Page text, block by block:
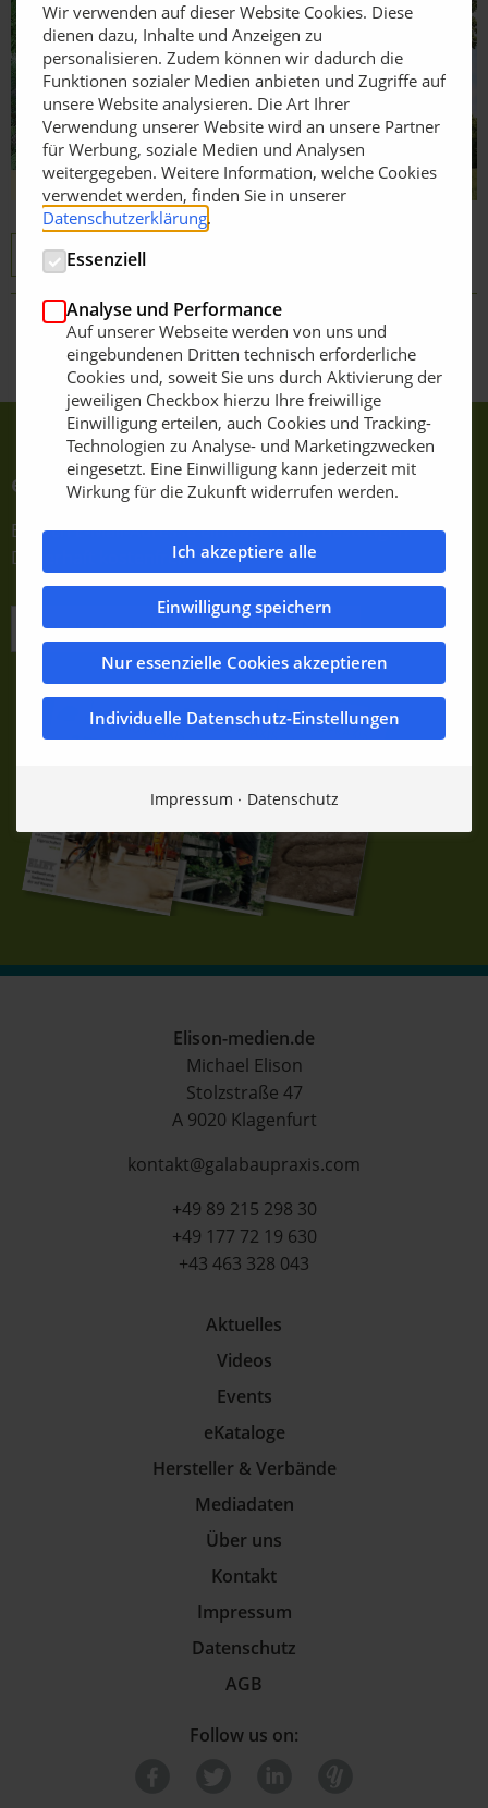
Kalender 2022 und Fachliteratur
Zurück zur Übersicht
e-Journale abonnieren
Einfach E-Mail-Adresse eintragen und bestätigen.
Dauerhaft kostenfrei!
JETZT KOSTENLOS ANMELDEN
Elison-medien.de
Michael Elison
Stolzstraße 47
A 9020 Klagenfurt
kontakt@galabaupraxis.com
+49 89 215 298 30
+49 177 72 19 630
+43 463 328 043
Aktuelles
Videos
Events
eKataloge
Hersteller & Verbände
Mediadaten
Über uns
Kontakt
Impressum
Datenschutz
AGB
Follow us on:
Wir verwenden auf dieser Website Cookies. Diese
dienen dazu, Inhalte und Anzeigen zu
personalisieren. Zudem können wir dadurch die
Funktionen sozialer Medien anbieten und Zugriffe auf
unsere Website analysieren. Die Art Ihrer
Verwendung unserer Website wird an unsere Partner
für Werbung, soziale Medien und Analysen
weitergegeben. Weitere Information, welche Cookies
verwendet werden, finden Sie in unserer
Datenschutzerklärung.
Essenziell
Analyse und Performance
Auf unserer Webseite werden von uns und
eingebundenen Dritten technisch erforderliche
Cookies und, soweit Sie uns durch Aktivierung der
jeweiligen Checkbox hierzu Ihre freiwillige
Einwilligung erteilen, auch Cookies und Tracking-
Technologien zu Analyse- und Marketingzwecken
eingesetzt. Eine Einwilligung kann jederzeit mit
Wirkung für die Zukunft widerrufen werden.
Ich akzeptiere alle
Einwilligung speichern
Nur essenzielle Cookies akzeptieren
Individuelle Datenschutz-Einstellungen
Impressum Datenschutz